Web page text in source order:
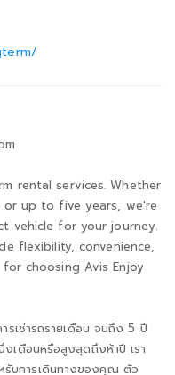
rental services. Whether
up to five years, we're
vehicle for your journey.
flexibility, convenience,
choosing Avis Enjoy
รเช่ารถรายเดือน จนถึง 5 ปี
งเดือนหรือสูงสุดถึงห้าปี เรา
รับการเดินทางของคุณ ตัว